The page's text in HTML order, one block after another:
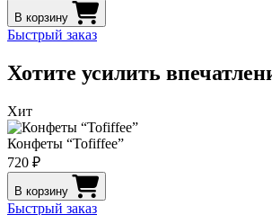
В корзину
Быстрый заказ
Хотите усилить
Хит
Конфеты “Tofiffee”
720 ₽
В корзину
Быстрый заказ